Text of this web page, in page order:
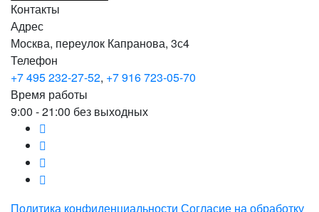
Контакты
Адрес
Москва, переулок Капранова, 3с4
Телефон
+7 495 232-27-52, +7 916 723-05-70
Время работы
9:00 - 21:00 без выходных
Политика конфиденциальности Согласие на обработку